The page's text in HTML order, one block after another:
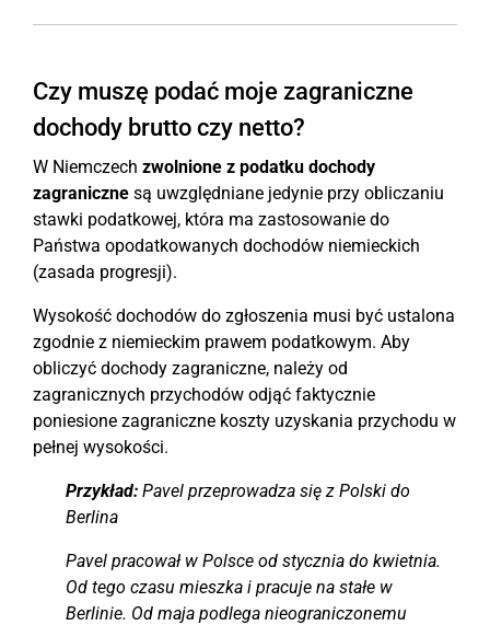
Czy muszę podać moje zagraniczne
dochody brutto czy netto?
W Niemczech zwolnione z podatku dochody
zagraniczne są uwzględniane jedynie przy obliczaniu
stawki podatkowej, która ma zastosowanie do
Państwa opodatkowanych dochodów niemieckich
(zasada progresji).
Wysokość dochodów do zgłoszenia musi być ustalona
zgodnie z niemieckim prawem podatkowym. Aby
obliczyć dochody zagraniczne, należy od
zagranicznych przychodów odjąć faktycznie
poniesione zagraniczne koszty uzyskania przychodu w
pełnej wysokości.
Przykład: Pavel przeprowadza się z Polski do
Berlina
Pavel pracował w Polsce od stycznia do kwietnia.
Od tego czasu mieszka i pracuje na stałe w
Berlinie. Od maja podlega nieograniczonemu